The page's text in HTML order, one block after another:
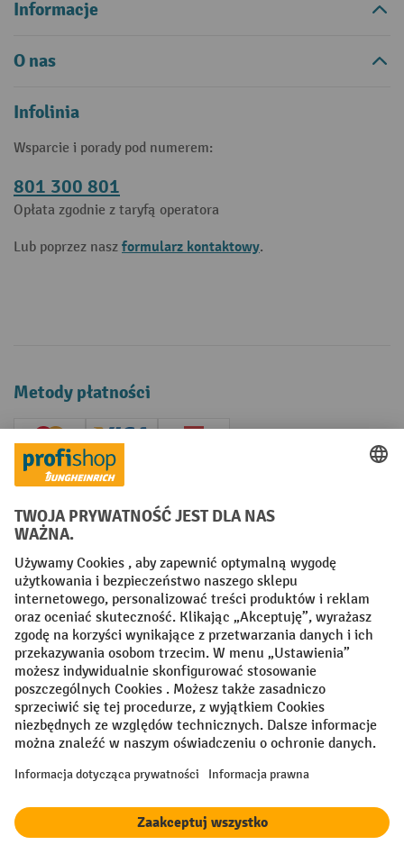
Informacje
O nas
Infolinia
Wsparcie i porady pod numerem:
801 300 801
Opłata zgodnie z taryfą operatora
Lub poprzez nasz formularz kontaktowy.
Metody płatności
Creditcard (Master)Creditcard (Visa)
Factura Przedpłata
Sieci społecznościowe
Facebook
YouTube
LinkedIn
Instagram
Regulamin Impressum PL
Oświadczenie o ochronie danych
Ustawienia prywatności
All prices excl. VAT plusshipping costsand possible delivery charges,
¹ Rabat obowiązuje do wyczerpania zapasów. Rabat nie dotyczy cen